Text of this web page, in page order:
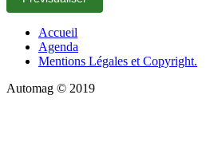
Accueil
Agenda
Mentions Légales et Copyright.
Automag © 2019